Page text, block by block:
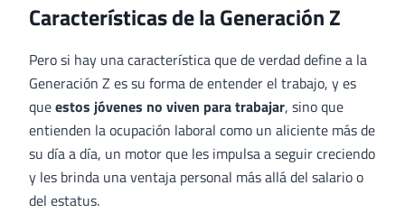
Características de la Generación Z
Pero si hay una característica que de verdad define a la
Generación Z es su forma de entender el trabajo, y es
queestos jóvenes no viven para trabajar, sino que
entienden la ocupación laboral como un aliciente más de
su día a día, un motor que les impulsa a seguir creciendo
y les brinda una ventaja personal más allá del salario o
del estatus.